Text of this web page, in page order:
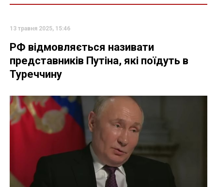
13 травня 2025, 15:46
РФ відмовляється називати
представників Путіна, які поїдуть в
Туреччину